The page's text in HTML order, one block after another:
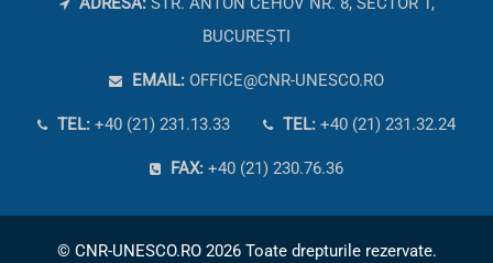
BUCUREȘTI
EMAIL: OFFICE@CNR-UNESCO.RO
TEL: +40 (21) 231.13.33 TEL: +40 (21) 231.32.24
FAX: +40 (21) 230.76.36
© CNR-UNESCO.RO 2026 Toate drepturile rezervate.